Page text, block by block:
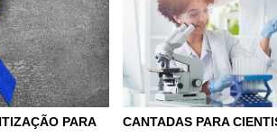
PARA
CANTADAS PARA